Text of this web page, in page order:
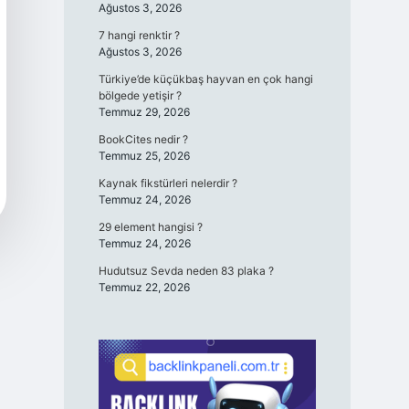
Ağustos 3, 2026
7 hangi renktir ?
Ağustos 3, 2026
Türkiye’de küçükbaş hayvan en çok hangi
bölgede yetişir ?
Temmuz 29, 2026
BookCites nedir ?
Temmuz 25, 2026
Kaynak fikstürleri nelerdir ?
Temmuz 24, 2026
29 element hangisi ?
Temmuz 24, 2026
Hudutsuz Sevda neden 83 plaka ?
Temmuz 22, 2026